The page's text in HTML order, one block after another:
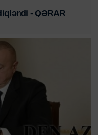
- QƏRAR